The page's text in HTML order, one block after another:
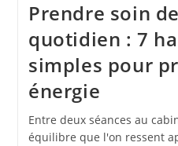
Prendre soin
quotidien : 7
simples pour
énergie
Entre deux séances au
équilibre que l'on ressent